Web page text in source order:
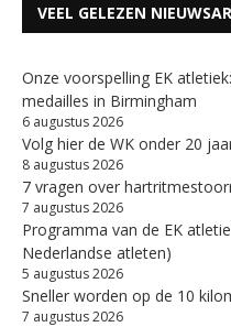
VEEL GELEZEN
Onze voorspelling EK
medailles in Birmingham
6 augustus 2026
Volg hier de WK onder 20
8 augustus 2026
7 vragen over
7 augustus 2026
Programma van de EK
Nederlandse atleten)
5 augustus 2026
Sneller worden op de 10
7 augustus 2026